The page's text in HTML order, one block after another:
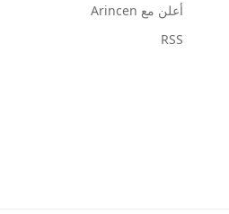
أعلن مع Arincen
RSS